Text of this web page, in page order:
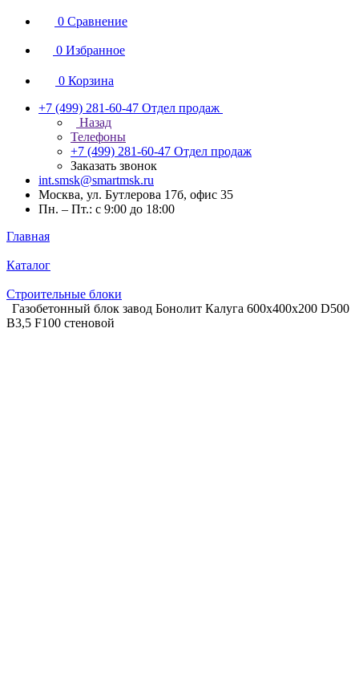
0 Сравнение
0 Избранное
0 Корзина
+7 (499) 281-60-47 Отдел продаж
Назад
Телефоны
+7 (499) 281-60-47 Отдел продаж
Заказать звонок
int.smsk@smartmsk.ru
Москва, ул. Бутлерова 17б, офис 35
Пн. – Пт.: с 9:00 до 18:00
Главная
Каталог
Строительные блоки
Газобетонный блок завод Бонолит Калуга 600х400х200 D500
B3,5 F100 стеновой